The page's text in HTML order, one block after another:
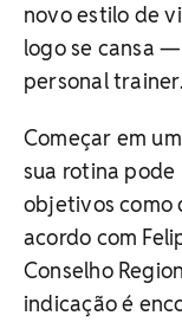
novo estilo de
logo se cansa
personal trainer.
Começar em
sua rotina
objetivos como
acordo com
Conselho
indicação é